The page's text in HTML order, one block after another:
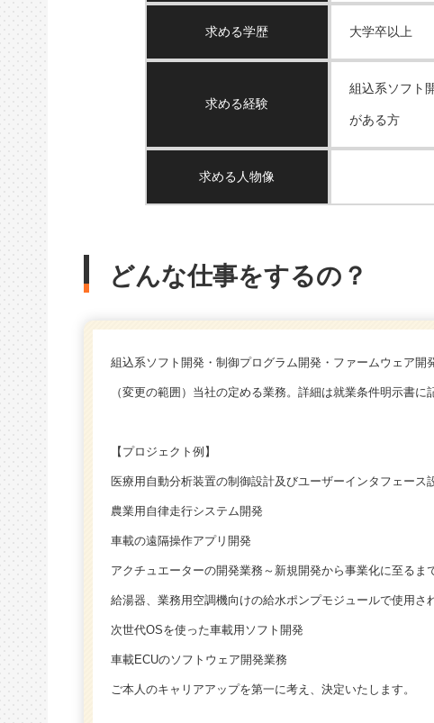
求める学歴 大学卒以上
求める経験
組込系ソフト
がある方
求める人物像
どんな仕事をするの？
組込系ソフト開発・制御プログラム開発・ファームウェア
（変更の範囲）当社の定める業務。詳細は就業条件明示書に
【プロジェクト例】
医療用自動分析装置の制御設計及びユーザーインタフェース
農業用自律走行システム開発
車載の遠隔操作アプリ開発
アクチュエーターの開発業務～新規開発から事業化に至るま
給湯器、業務用空調機向けの給水ポンプモジュールで使用
次世代OSを使った車載用ソフト開発
車載ECUのソフトウェア開発業務
ご本人のキャリアアップを第一に考え、決定いたします。